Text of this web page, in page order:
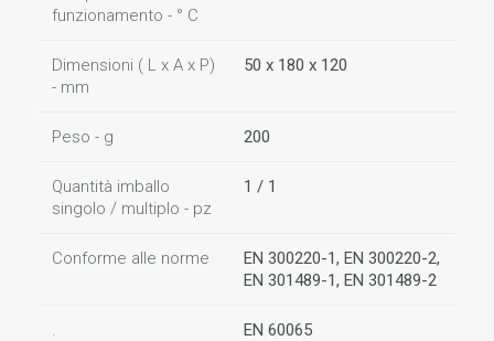
funzionamento - ° C
Dimensioni ( L x A x P)
- mm
50 x 180 x 120
Peso - g 200
Quantità imballo
singolo / multiplo - pz
1 / 1
Conforme alle norme
EN 300220-1, EN 300220-2,
EN 301489-1, EN 301489-2
. EN 60065